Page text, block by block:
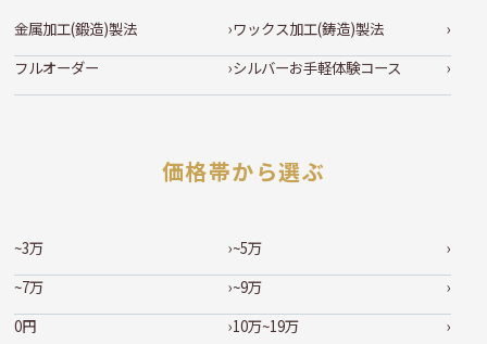
金属加工(鍛造)製法
ワックス加工(鋳造)製法
フルオーダー
シルバーお手軽体験コース
価格帯から選ぶ
~3万
~5万
~7万
~9万
0円
10万~19万